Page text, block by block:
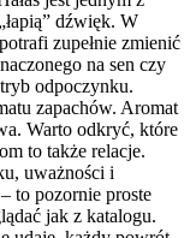
dźwięk. W
zupełnie zmienić
na sen czy
odpoczynku.
zapachów. Aromat
Warto odkryć, które
to także relacje.
uważności i
to pozornie proste
jak z katalogu.